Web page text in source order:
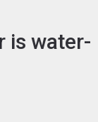
is water-